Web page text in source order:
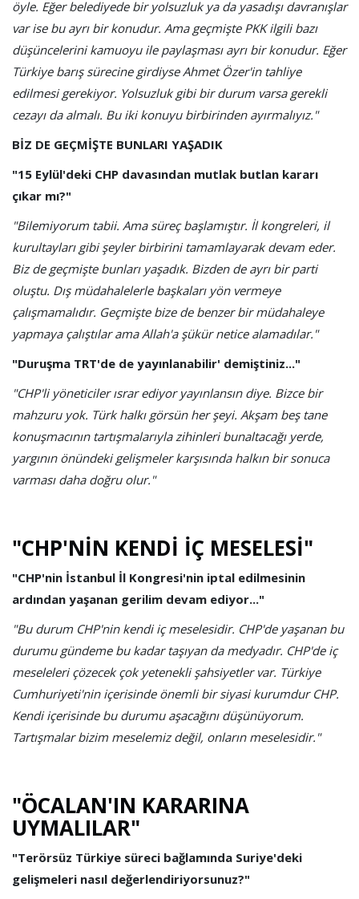
öyle. Eğer belediyede bir yolsuzluk ya da yasadışı davranışlar
var ise bu ayrı bir konudur. Ama geçmişte PKK ilgili bazı
düşüncelerini kamuoyu ile paylaşması ayrı bir konudur. Eğer
Türkiye barış sürecine girdiyse Ahmet Özer'in tahliye
edilmesi gerekiyor. Yolsuzluk gibi bir durum varsa gerekli
cezayı da almalı. Bu iki konuyu birbirinden ayırmalıyız."
BİZ DE GEÇMİŞTE BUNLARI YAŞADIK
"15 Eylül'deki CHP davasından mutlak butlan kararı
çıkar mı?"
"Bilemiyorum tabii. Ama süreç başlamıştır. İl kongreleri, il
kurultayları gibi şeyler birbirini tamamlayarak devam eder.
Biz de geçmişte bunları yaşadık. Bizden de ayrı bir parti
oluştu. Dış müdahalelerle başkaları yön vermeye
çalışmamalıdır. Geçmişte bize de benzer bir müdahaleye
yapmaya çalıştılar ama Allah'a şükür netice alamadılar."
"Duruşma TRT'de de yayınlanabilir' demiştiniz..."
"CHP'li yöneticiler ısrar ediyor yayınlansın diye. Bizce bir
mahzuru yok. Türk halkı görsün her şeyi. Akşam beş tane
konuşmacının tartışmalarıyla zihinleri bunaltacağı yerde,
yargının önündeki gelişmeler karşısında halkın bir sonuca
varması daha doğru olur."
"CHP'NİN KENDİ İÇ MESELESİ"
"CHP'nin İstanbul İl Kongresi'nin iptal edilmesinin
ardından yaşanan gerilim devam ediyor..."
"Bu durum CHP'nin kendi iç meselesidir. CHP'de yaşanan bu
durumu gündeme bu kadar taşıyan da medyadır. CHP'de iç
meseleleri çözecek çok yetenekli şahsiyetler var. Türkiye
Cumhuriyeti'nin içerisinde önemli bir siyasi kurumdur CHP.
Kendi içerisinde bu durumu aşacağını düşünüyorum.
Tartışmalar bizim meselemiz değil, onların meselesidir."
"ÖCALAN'IN KARARINA
UYMALILAR"
"Terörsüz Türkiye süreci bağlamında Suriye'deki
gelişmeleri nasıl değerlendiriyorsunuz?"